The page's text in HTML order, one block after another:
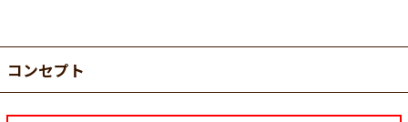
コンセプト